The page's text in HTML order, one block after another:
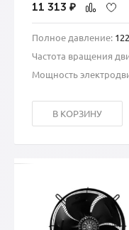
11 313 ₽
Полное давление:
Частота вращения
Мощность
В КОРЗИНУ